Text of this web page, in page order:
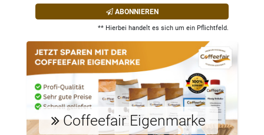
ABONNIEREN
** Hierbei handelt es sich um ein Pflichtfeld.
Coffeefair Eigenmarke